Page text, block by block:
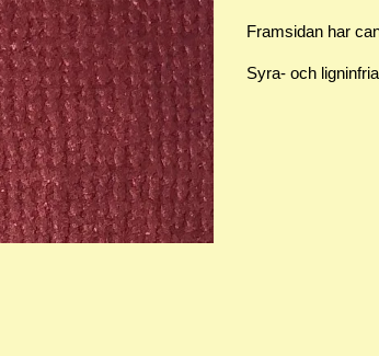
Framsidan har
Syra- och